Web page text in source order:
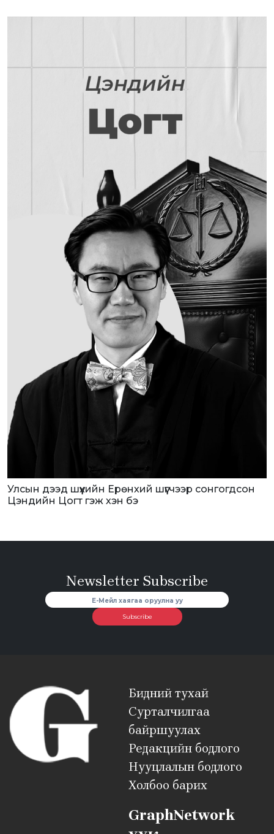
Улсын дээд шүүхийн Ерөнхий шүүгчээр сонгогдсон
Цэндийн Цогт гэж хэн бэ
Newsletter Subscribe
Subscribe
Бидний тухай
Сурталчилгаа
байршуулах
Редакцийн бодлого
Нууцлалын бодлого
Холбоо барих
GraphNetwork